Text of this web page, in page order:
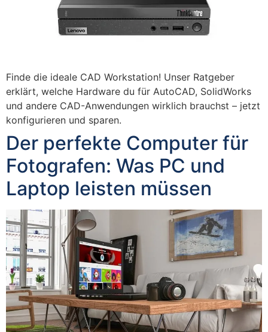
Finde die ideale CAD Workstation! Unser Ratgeber
erklärt, welche Hardware du für AutoCAD, SolidWorks
und andere CAD-Anwendungen wirklich brauchst – jetzt
konfigurieren und sparen.
Der perfekte Computer für
Fotografen: Was PC und
Laptop leisten müssen